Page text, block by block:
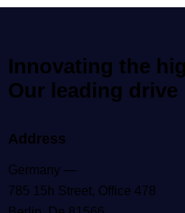
Innovating the
Our leading drive
Address
Germany —
785 15h Street, Office 478